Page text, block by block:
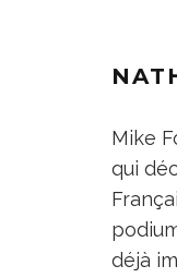
Mike
qui
déjà